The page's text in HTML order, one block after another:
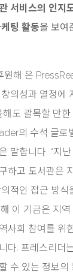
서비스의 인지
팅 활동을 보여
원해 온
의성과 열정에
해도 괄목할 만
의 수석 글로
말합니다. “지
하고 도서관은
적인 접근 방식
이 기금은 지
사회 참여를 위
다. 프레스리더
수 있는 정보의